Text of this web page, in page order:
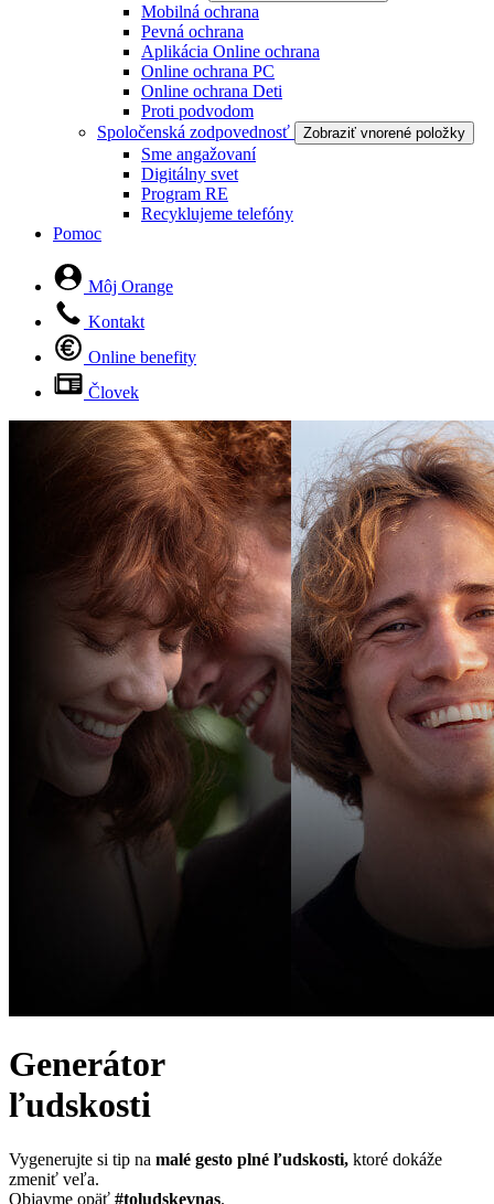
Mobilná ochrana
Pevná ochrana
Aplikácia Online ochrana
Online ochrana PC
Online ochrana Deti
Proti podvodom
Spoločenská zodpovednosť
Zobraziť vnorené položky
Sme angažovaní
Digitálny svet
Program RE
Recyklujeme telefóny
Pomoc
Môj Orange
Kontakt
Online benefity
Človek
Generátor
ľudskosti
Vygenerujte si tip na malé gesto plné ľudskosti, ktoré dokáže
zmeniť veľa.
Objavme opäť #toludskevnas.